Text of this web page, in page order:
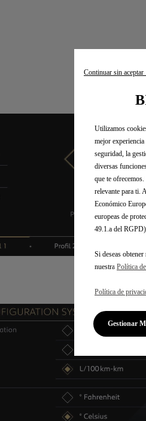
Continuar sin
Utilizamos
mejor
seguridad, la
diversas
que te
relevante para ti.
Económico
europeas de
49.1.a del
Si deseas
nuestra Política
Política de
Gestionar